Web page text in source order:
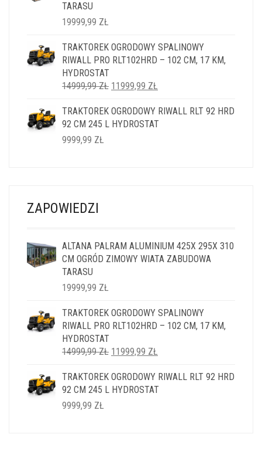
TARASU
19999,99 ZŁ
TRAKTOREK OGRODOWY SPALINOWY
RIWALL PRO RLT102HRD – 102 CM, 17 KM,
HYDROSTAT
14999,99ZŁ PIERWOTNA
WYNOSIŁA:
14999,99 ZŁ.
11999,99 ZŁ
WYNOSI:
11999,99 ZŁ.
TRAKTOREK OGRODOWY RIWALL RLT 92 HRD
92 CM 245 L HYDROSTAT
9999,99 ZŁ
ZAPOWIEDZI
ALTANA PALRAM ALUMINIUM 425X 295X 310
CM OGRÓD ZIMOWY WIATA ZABUDOWA
TARASU
19999,99 ZŁ
TRAKTOREK OGRODOWY SPALINOWY
RIWALL PRO RLT102HRD – 102 CM, 17 KM,
HYDROSTAT
14999,99ZŁ PIERWOTNA
WYNOSIŁA:
14999,99 ZŁ.
11999,99 ZŁ
WYNOSI:
11999,99 ZŁ.
TRAKTOREK OGRODOWY RIWALL RLT 92 HRD
92 CM 245 L HYDROSTAT
9999,99 ZŁ